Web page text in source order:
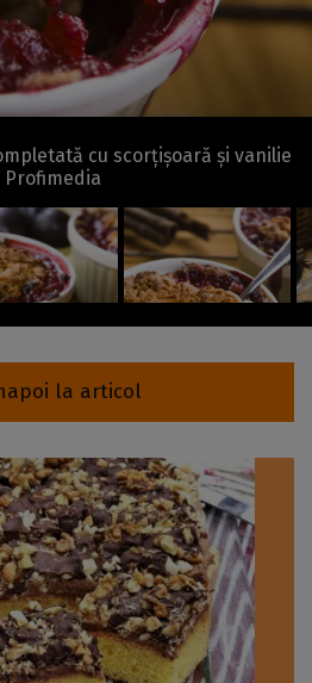
cu scorțișoară și vanilie
Profimedia
la articol